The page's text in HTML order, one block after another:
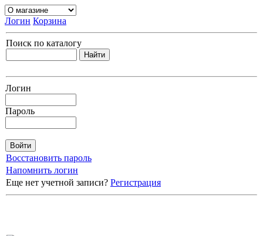
Логин Корзина
Поиск по каталогу
Логин
Пароль
Восстановить пароль
Напомнить логин
Еще нет учетной записи? Регистрация